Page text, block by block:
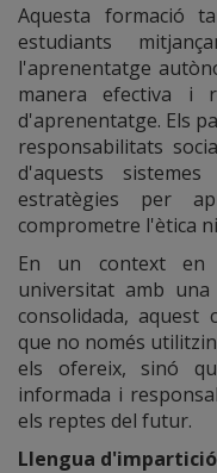
Aquesta formació
estudiants
l'aprenentatge
manera efectiva i
d'aprenentatge. Els
responsabilitats
d'aquests
estratègies per
comprometre l'ètica
En un context en
universitat amb
consolidada,
que no només
els ofereix, sinó
informada i
els reptes del futur.
Llengua d'impartició